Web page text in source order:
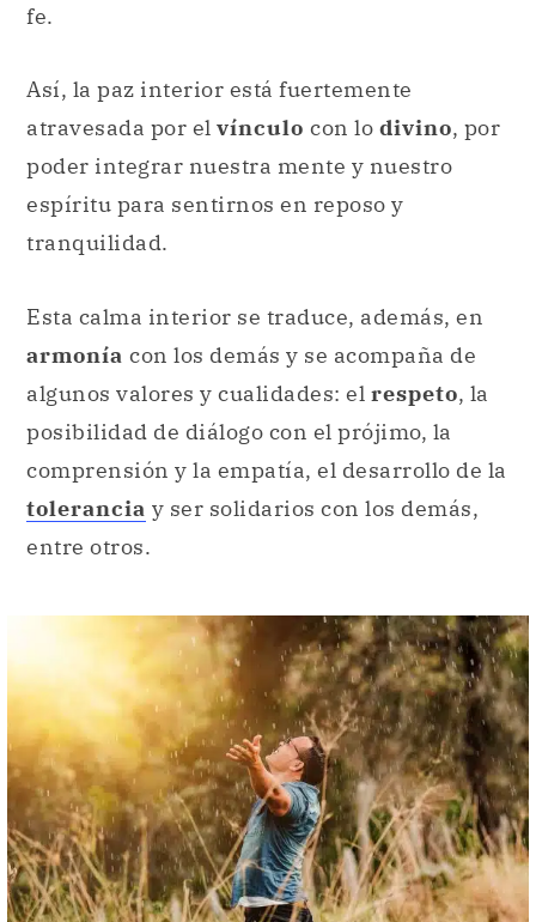
fe.
Así, la paz interior está fuertemente
atravesada por el vínculo con lo divino, por
poder integrar nuestra mente y nuestro
espíritu para sentirnos en reposo y
tranquilidad.
Esta calma interior se traduce, además, en
armonía con los demás y se acompaña de
algunos valores y cualidades: el respeto, la
posibilidad de diálogo con el prójimo, la
comprensión y la empatía, el desarrollo de la
tolerancia y ser solidarios con los demás,
entre otros.